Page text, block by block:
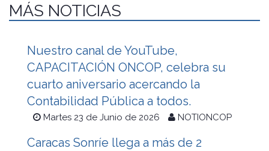
MÁS NOTICIAS
Nuestro canal de YouTube,
CAPACITACIÓN ONCOP, celebra su
cuarto aniversario acercando la
Contabilidad Pública a todos.
Martes 23 de Junio de 2026 NOTIONCOP
Caracas Sonríe llega a más de 2